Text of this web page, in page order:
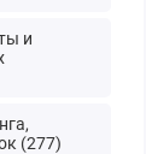
и
(277)